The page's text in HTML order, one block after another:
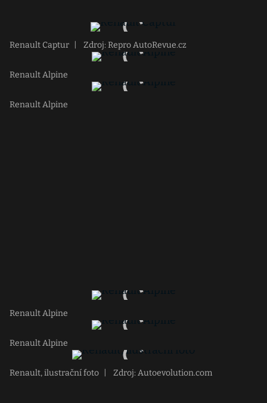
Renault Captur Zdroj: Repro AutoRevue.cz
Renault Alpine
Renault Alpine
Renault Alpine
Renault Alpine
Renault, ilustrační foto Zdroj: Autoevolution.com